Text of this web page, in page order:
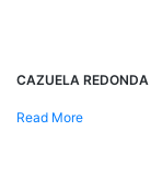
CAZUELA
Read More